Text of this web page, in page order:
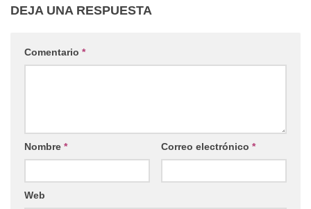
DEJA UNA RESPUESTA
Comentario *
Nombre * Correo electrónico *
Web